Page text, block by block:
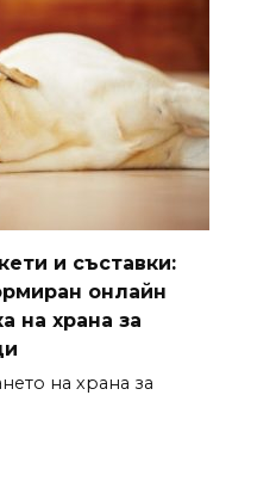
и съставки:
онлайн
на храна за
на храна за